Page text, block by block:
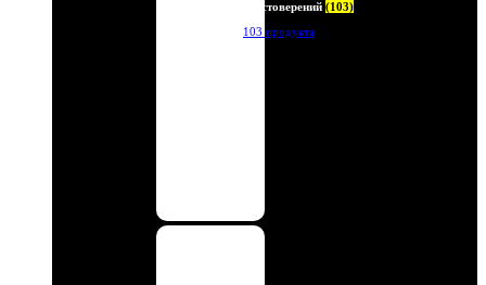
удостоверений (103)
103 продукта